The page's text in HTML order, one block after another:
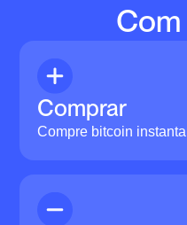
Comprar
Compre bitcoin